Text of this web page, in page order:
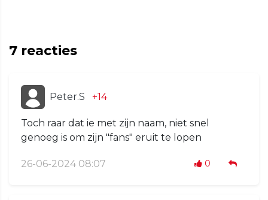
7 reacties
Peter.S +14
Toch raar dat ie met zijn naam, niet snel
genoeg is om zijn "fans" eruit te lopen
26-06-2024 08:07 0